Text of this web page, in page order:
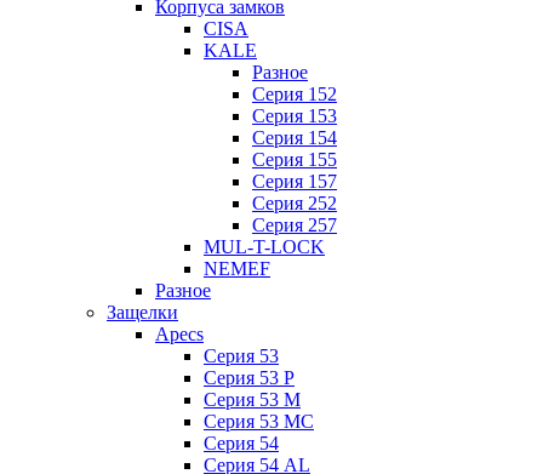
Корпуса замков
CISA
KALE
Разное
Серия 152
Серия 153
Серия 154
Серия 155
Серия 157
Серия 252
Серия 257
MUL-T-LOCK
NEMEF
Разное
Защелки
Apecs
Серия 53
Серия 53 P
Серия 53 М
Серия 53 МC
Серия 54
Серия 54 AL